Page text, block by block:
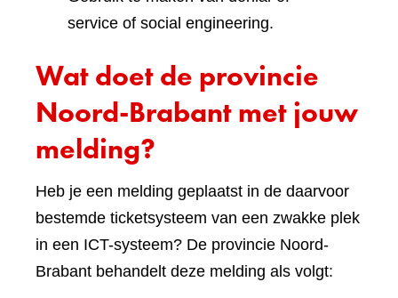
service of social engineering.
Wat doet de provincie
Noord-Brabant met jouw
melding?
Heb je een melding geplaatst in de daarvoor
bestemde ticketsysteem van een zwakke plek
in een ICT-systeem? De provincie Noord-
Brabant behandelt deze melding als volgt: